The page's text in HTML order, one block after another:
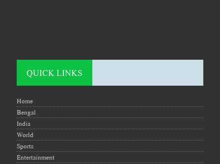
QUICK LINKS
Home
Bengal
India
World
Sports
Entertainment